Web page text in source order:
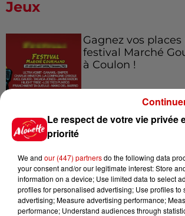
Jeux
Gagnez vos
festival Marché
à Coulon !
Le Duel - Gagnez
Destination
votre séjour en
Le respect de votre vie privée
priorité
We and our (447) partnersdo the following data
your consent and/or our legitimate interest: Store
information on a device; Use limited data to select
profiles for personalised advertising; Use profiles to
advertising; Measure advertising performance;
performance; Understand audiences through